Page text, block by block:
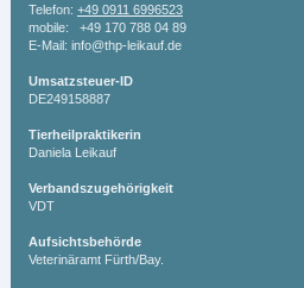
Telefon: +49 0911 6996523
mobile: +49 170 788 04 89
E-Mail: info@thp-leikauf.de
Umsatzsteuer-ID
DE249158887
Tierheilpraktikerin
Daniela Leikauf
Verbandszugehörigkeit
VDT
Aufsichtsbehörde
Veterinäramt Fürth/Bay.